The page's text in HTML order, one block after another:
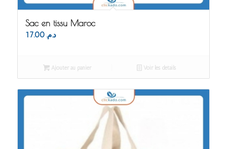
Sac en tissu Maroc
د.م. 17.00
Ajouter au panier Voir les détails